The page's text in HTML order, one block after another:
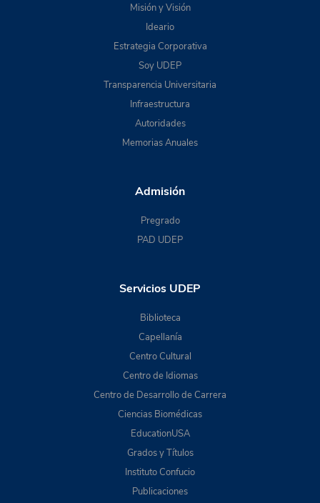
Misión y Visión
Ideario
Estrategia Corporativa
Soy UDEP
Transparencia Universitaria
Infraestructura
Autoridades
Memorias Anuales
Admisión
Pregrado
PAD UDEP
Servicios UDEP
Biblioteca
Capellanía
Centro Cultural
Centro de Idiomas
Centro de Desarrollo de Carrera
Ciencias Biomédicas
EducationUSA
Grados y Títulos
Instituto Confucio
Publicaciones